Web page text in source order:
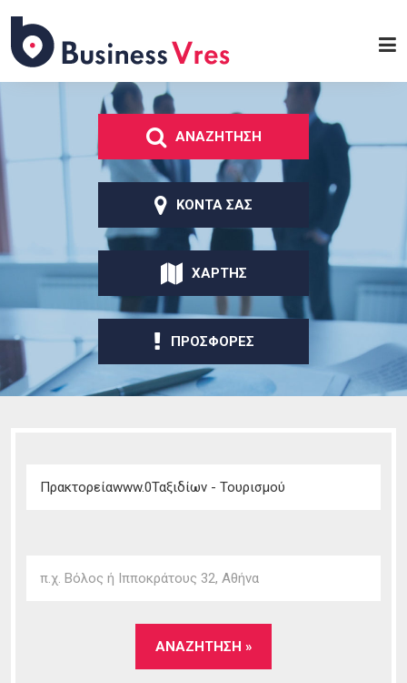
κυρίως περιεχόμενο
Business
ΑΝΑΖΗΤΗΣΗ
ΚΟΝΤΑ ΣΑΣ
ΧΑΡΤΗΣ
ΠΡΟΣΦΟΡΕΣ